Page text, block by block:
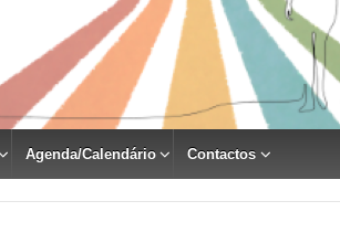
Agenda/Calendário Contactos